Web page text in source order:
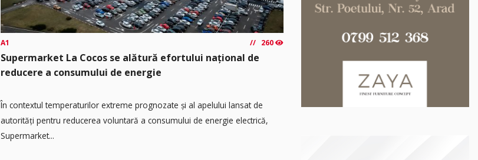
A1 260
Supermarket La Cocos se alătură efortului național de
reducere a consumului de energie
În contextul temperaturilor extreme prognozate și al apelului lansat de
autorități pentru reducerea voluntară a consumului de energie electrică,
Supermarket...